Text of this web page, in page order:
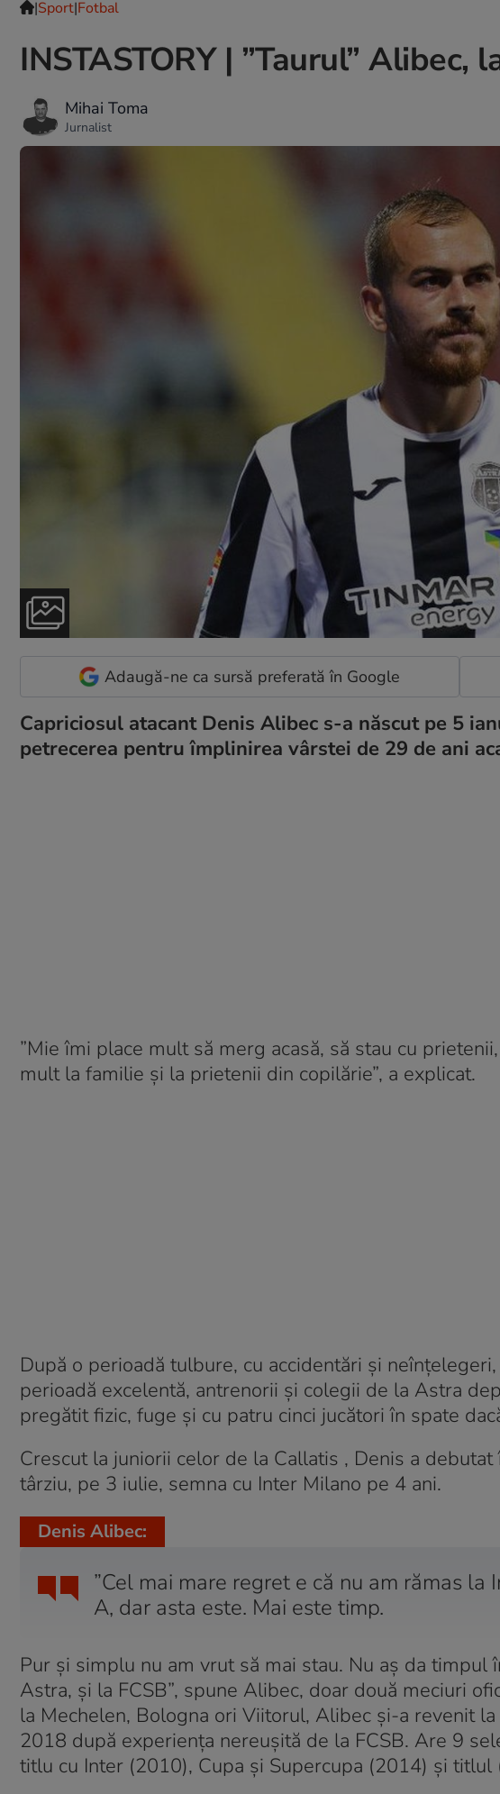
|Sport|Fotbal
INSTASTORY | ”Taurul” Alibec,
Mihai Toma
Jurnalist
Adaugă-ne ca sursă preferată în Google
Capriciosul atacant Denis Alibec s-a născut pe 5
petrecerea pentru împlinirea vârstei de 29 de ani
”Mie îmi place mult să merg acasă, să stau cu
mult la familie și la prietenii din copilărie”, a explicat.
După o perioadă tulbure, cu accidentări și
perioadă excelentă, antrenorii și colegii de la Astra
pregătit fizic, fuge și cu patru cinci jucători în spate
Crescut la juniorii celor de la Callatis , Denis a
târziu, pe 3 iulie, semna cu Inter Milano pe 4 ani.
”Cel mai mare regret e că nu am rămas
A, dar asta este. Mai este timp.
Denis Alibec:
Pur şi simplu nu am vrut să mai stau. Nu aş da
Astra, şi la FCSB”, spune Alibec, doar două meciuri
la Mechelen, Bologna ori Viitorul, Alibec și-a revenit
2018 după experiența nereușită de la FCSB. Are 9
titlu cu Inter (2010), Cupa și Supercupa (2014) și titlul